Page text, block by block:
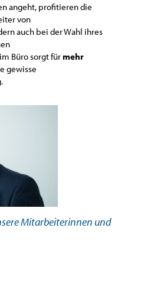
angeht, profitieren die
von
auch bei der Wahl ihres
Büro sorgt fürmehr
gewisse
Mitarbeiterinnen und